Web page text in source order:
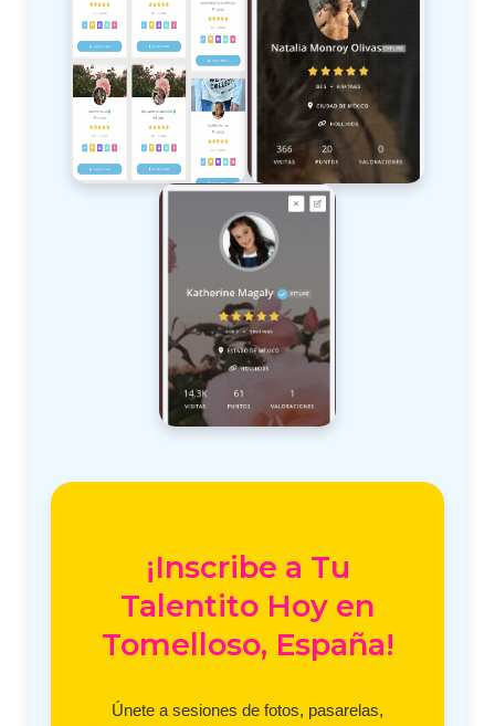
¡Inscribe a Tu
Talentito Hoy en
Tomelloso, España!
Únete a sesiones de fotos, pasarelas,